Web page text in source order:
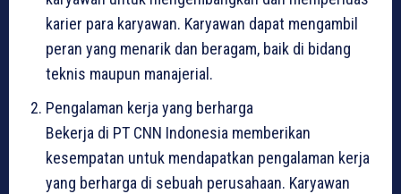
karier para karyawan. Karyawan dapat mengambil
peran yang menarik dan beragam, baik di bidang
teknis maupun manajerial.
Pengalaman kerja yang berharga
Bekerja di PT CNN Indonesia memberikan
kesempatan untuk mendapatkan pengalaman kerja
yang berharga di sebuah perusahaan. Karyawan